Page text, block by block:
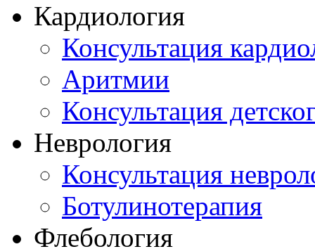
Кардиология
Консультация
Аритмии
Консультация
Неврология
Консультация
Ботулинотерапия
Флебология